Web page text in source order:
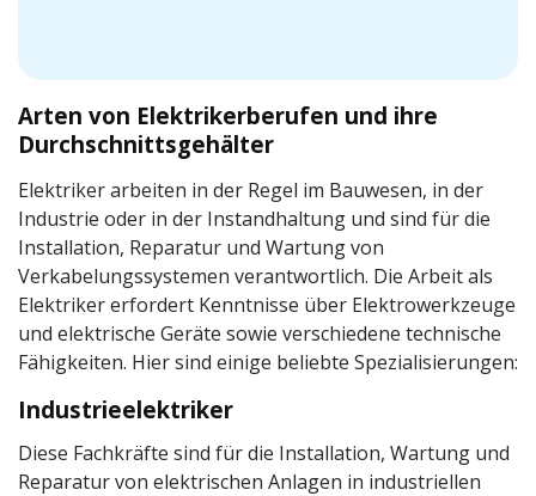
Arten von Elektrikerberufen und ihre
Durchschnittsgehälter
Elektriker arbeiten in der Regel im Bauwesen, in der
Industrie oder in der Instandhaltung und sind für die
Installation, Reparatur und Wartung von
Verkabelungssystemen verantwortlich. Die Arbeit als
Elektriker erfordert Kenntnisse über Elektrowerkzeuge
und elektrische Geräte sowie verschiedene technische
Fähigkeiten. Hier sind einige beliebte Spezialisierungen:
Industrieelektriker
Diese Fachkräfte sind für die Installation, Wartung und
Reparatur von elektrischen Anlagen in industriellen